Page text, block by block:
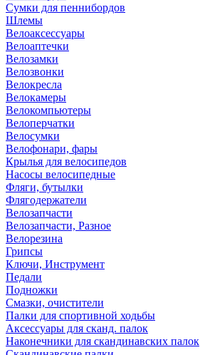
Сумки для пеннибордов
Шлемы
Велоаксессуары
Велоаптечки
Велозамки
Велозвонки
Велокресла
Велокамеры
Велокомпьютеры
Велоперчатки
Велосумки
Велофонари, фары
Крылья для велосипедов
Насосы велосипедные
Фляги, бутылки
Флягодержатели
Велозапчасти
Велозапчасти, Разное
Велорезина
Грипсы
Ключи, Инструмент
Педали
Подножки
Смазки, очистители
Палки для спортивной ходьбы
Аксессуары для сканд. палок
Наконечники для скандинавских палок